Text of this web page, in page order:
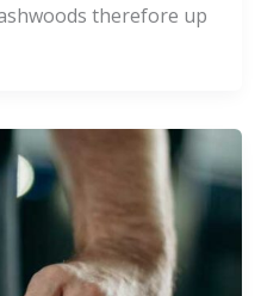
therefore up